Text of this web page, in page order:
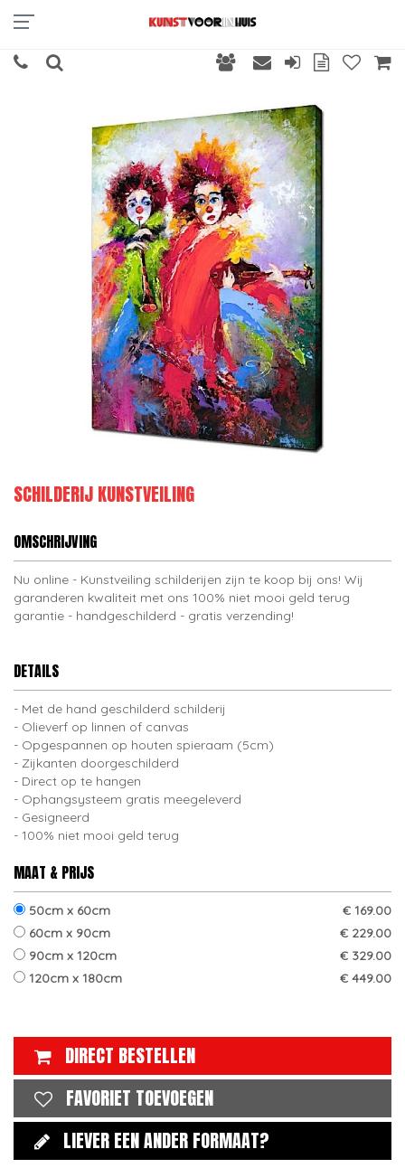
SCHILDERIJ KUNSTVEILING
OMSCHRIJVING
Nu online - Kunstveiling schilderijen zijn te koop bij ons! Wij
garanderen kwaliteit met ons 100% niet mooi geld terug
garantie - handgeschilderd - gratis verzending!
DETAILS
Met de hand geschilderd schilderij
Olieverf op linnen of canvas
Opgespannen op houten spieraam (5cm)
Zijkanten doorgeschilderd
Direct op te hangen
Ophangsysteem gratis meegeleverd
Gesigneerd
100% niet mooi geld terug
MAAT & PRIJS
50cm x 60cm
€ 169.00
60cm x 90cm
€ 229.00
90cm x 120cm
€ 329.00
120cm x 180cm
€ 449.00
DIRECT BESTELLEN
FAVORIET TOEVOEGEN
LIEVER EEN ANDER FORMAAT?